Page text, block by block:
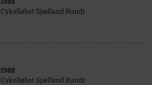
Cykelløbet Sjælland Rundt
1988
Cykelløbet Sjælland Rundt